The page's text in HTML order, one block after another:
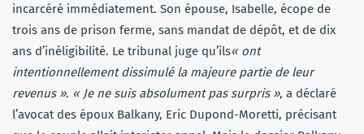
incarcéré immédiatement. Son épouse, Isabelle, écope de
trois ans de prison ferme, sans mandat de dépôt, et de dix
ans d’inéligibilité. Le tribunal juge qu’ils« ont
intentionnellement dissimulé la majeure partie de leur
revenus ». « Je ne suis absolument pas surpris », a déclaré
l’avocat des époux Balkany, Eric Dupond-Moretti, précisant